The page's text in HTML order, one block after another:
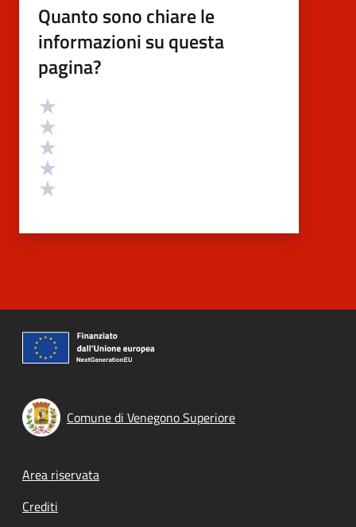
Quanto sono chiare le
informazioni su questa
pagina?
Valutazione
Comune di Venegono Superiore
Footer menu
Area riservata
Crediti